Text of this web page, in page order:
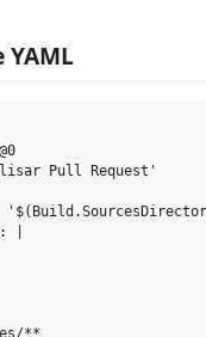
YAML
Pull Request'
|
**